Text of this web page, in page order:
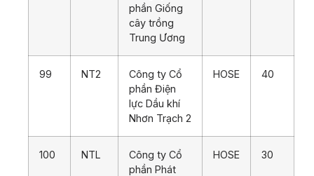
phần Giống
cây trồng
Trung Ương
99 NT2
Công ty Cổ
phần Điện
lực Dầu khí
Nhơn Trạch 2
HOSE 40
100 NTL
Công ty Cổ
phần Phát
HOSE 30